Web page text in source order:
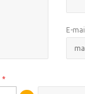
E-mail
*